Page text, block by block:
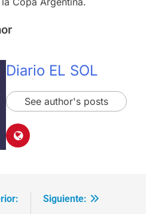
Diario EL SOL
See author's posts
Siguiente: